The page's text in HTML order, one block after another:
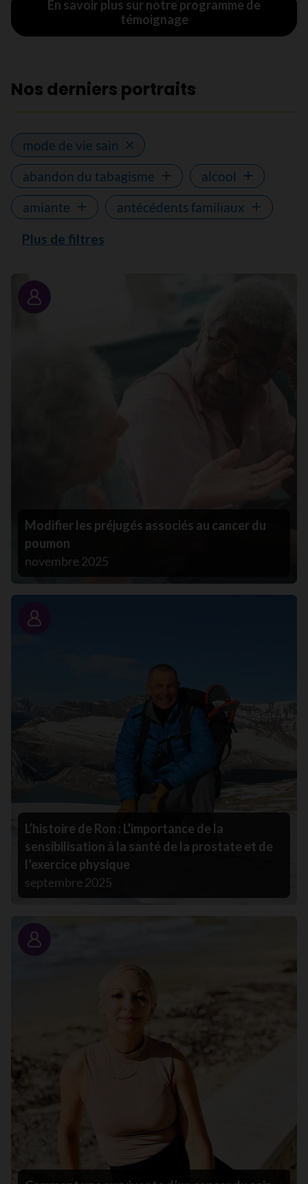
En savoir plus sur notre programme de
témoignage
Nos derniers portraits
mode de vie sain
abandon du tabagisme
alcool
amiante
antécédents familiaux
Plus de filtres
Portrait
Modifier les préjugés associés au cancer du
poumon
novembre 2025
Portrait
L’histoire de Ron : L’importance de la
sensibilisation à la santé de la prostate et de
l’exercice physique
septembre 2025
Portrait